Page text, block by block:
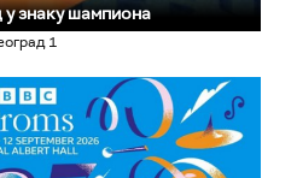
знаку шампиона
1